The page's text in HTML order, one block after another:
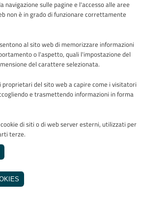
navigazione sulle pagine e l'accesso alle aree
non è in grado di funzionare correttamente
al sito web di memorizzare informazioni
o l'aspetto, quali l'impostazione del
del carattere selezionata.
del sito web a capire come i visitatori
e trasmettendo informazioni in forma
di siti o di web server esterni, utilizzati per
terze.
Riconoscimenti
2023 - ASST Papa
- Piazza OMS 1 24127
i diritti riservati